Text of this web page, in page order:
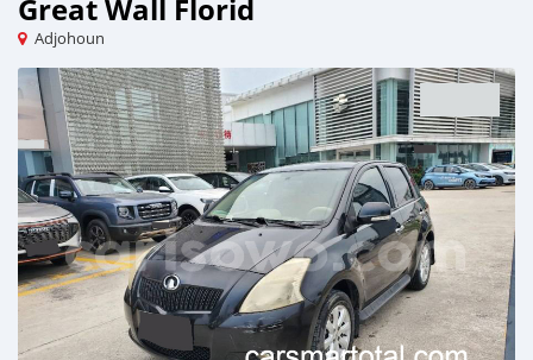
Great Wall Florid
Adjohoun